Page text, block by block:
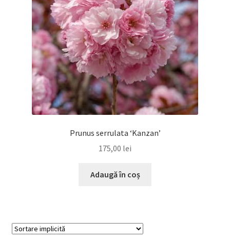
Prunus serrulata ‘Kanzan’
175,00 lei
Adaugă în coș